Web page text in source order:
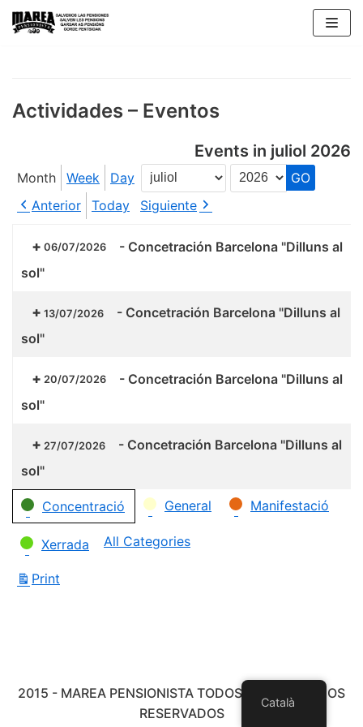
Skip
Actividades – Eventos
Events in juliol 2026
Month Week Day
Month
Year
Anterior
Today Siguiente
06/07/2026 - Concetración Barcelona "Dilluns al
sol"
13/07/2026 - Concetración Barcelona "Dilluns al
sol"
20/07/2026 - Concetración Barcelona "Dilluns al
sol"
27/07/2026 - Concetración Barcelona "Dilluns al
sol"
Categories
Concentració General Manifestació
Xerrada All Categories
Print
2015 - MAREA PENSIONISTA TODOS LOS DERECHOS
RESERVADOS
Català